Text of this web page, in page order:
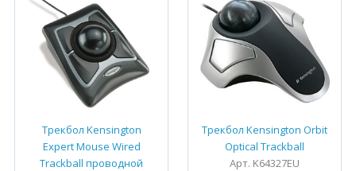
Трекбол Kensington
Expert Mouse Wired
Trackball проводной
Трекбол Kensington Orbit
Optical Trackball
Арт. K64327EU